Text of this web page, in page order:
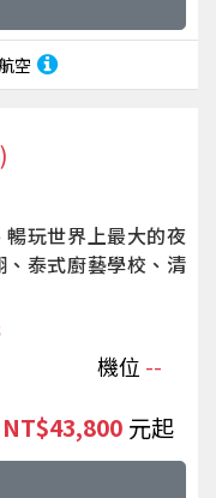
空
暢玩世界上最大的夜
泰式廚藝學校、清
機位 --
NT$43,800 起